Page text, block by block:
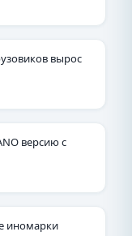
вырос
версию с
иномарки